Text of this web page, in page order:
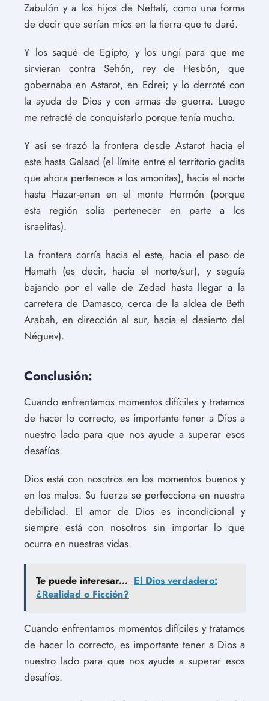
Zabulón y a los hijos de Neftalí, como una forma
de decir que serían míos en la tierra que te daré.
Y los saqué de Egipto, y los ungí para que me
sirvieran contra Sehón, rey de Hesbón, que
gobernaba en Astarot, en Edrei; y lo derroté con
la ayuda de Dios y con armas de guerra. Luego
me retracté de conquistarlo porque tenía mucho.
Y así se trazó la frontera desde Astarot hacia el
este hasta Galaad (el límite entre el territorio gadita
que ahora pertenece a los amonitas), hacia el norte
hasta Hazar-enan en el monte Hermón (porque
esta región solía pertenecer en parte a los
israelitas).
La frontera corría hacia el este, hacia el paso de
Hamath (es decir, hacia el norte/sur), y seguía
bajando por el valle de Zedad hasta llegar a la
carretera de Damasco, cerca de la aldea de Beth
Arabah, en dirección al sur, hacia el desierto del
Néguev).
Conclusión:
Cuando enfrentamos momentos difíciles y tratamos
de hacer lo correcto, es importante tener a Dios a
nuestro lado para que nos ayude a superar esos
desafíos.
Dios está con nosotros en los momentos buenos y
en los malos. Su fuerza se perfecciona en nuestra
debilidad. El amor de Dios es incondicional y
siempre está con nosotros sin importar lo que
ocurra en nuestras vidas.
Te puede interesar... El Dios verdadero:
¿Realidad o Ficción?
Cuando enfrentamos momentos difíciles y tratamos
de hacer lo correcto, es importante tener a Dios a
nuestro lado para que nos ayude a superar esos
desafíos.